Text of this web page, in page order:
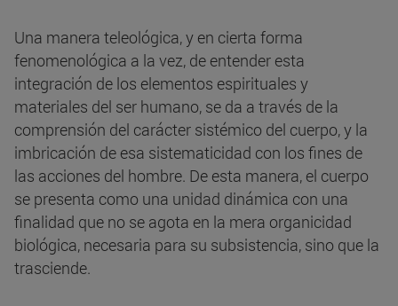
Una manera teleológica, y en cierta forma
fenomenológica a la vez, de entender esta
integración de los elementos espirituales y
materiales del ser humano, se da a través de la
comprensión del carácter sistémico del cuerpo, y la
imbricación de esa sistematicidad con los fines de
las acciones del hombre. De esta manera, el cuerpo
se presenta como una unidad dinámica con una
finalidad que no se agota en la mera organicidad
biológica, necesaria para su subsistencia, sino que la
trasciende.